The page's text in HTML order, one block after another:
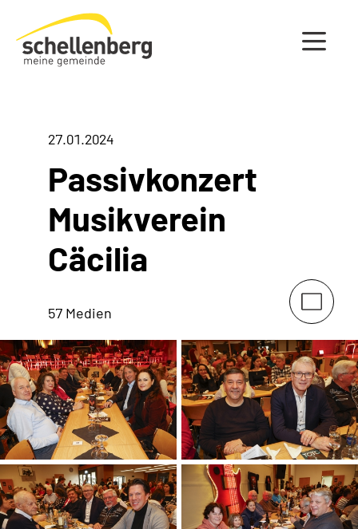
Gemeinde Schellenberg Startseite
27.01.2024
Passivkonzert
Musikverein
Cäcilia
57 Medien